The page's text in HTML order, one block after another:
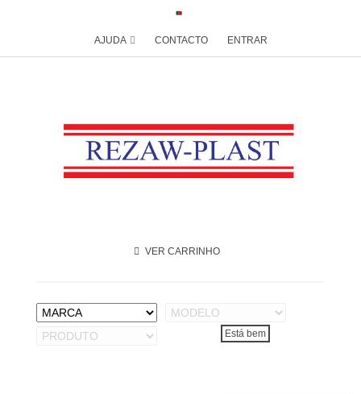
AJUDA CONTACTO ENTRAR
VER CARRINHO